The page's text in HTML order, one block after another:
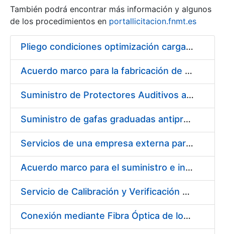
Erakutsi/Ezkutatu
También podrá encontrar más información y algunos
de los procedimientos en portallicitacion.fnmt.es
Pliego condiciones optimización cargas compras firmado
Acuerdo marco para la fabricación de piezas
Suministro de Protectores Auditivos a medida para las personas trabajadoras de los Centros de Trabajo de Madrid y Burgos
Suministro de gafas graduadas antiproyecciones para los trabajadores de la FNMT-RCM en los centros de trabajo de Madrid y Burgos
Servicios de una empresa externa para el asesoramiento y resolución de los recursos de alzada que se presentan relacionados con procesos de selección para la FNMT-RCM
Acuerdo marco para el suministro e instalación de persianas, estores y otros complementos
Servicio de Calibración y Verificación Externa de los Equipos de Medición del Servicio de Prevención de la FNMT-RCM
Conexión mediante Fibra Óptica de los Centros de Proceso de Datos (CPDs) de las sedes de la FNMT-RCM de Burgos y Madrid